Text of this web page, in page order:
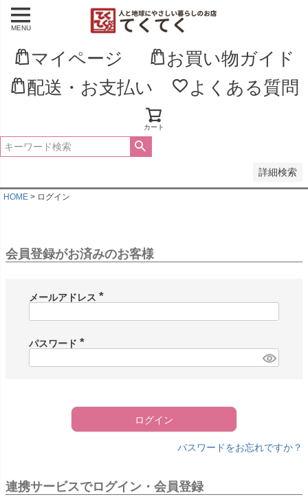
MENU
マイページ
お買い物ガイド
配送・お支払い
よくある質問
カート
詳細検索
新着順
登録順
価格が高い順
優先度順
HOME ログイン
会員登録がお済みのお客様
メールアドレス
パスワード
ログイン
パスワードをお忘れですか？
連携サービスでログイン・会員登録